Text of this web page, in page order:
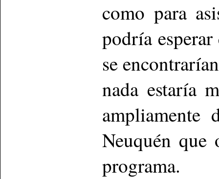
como para
podría
se
nada estaría
ampliamente
Neuquén que
programa.